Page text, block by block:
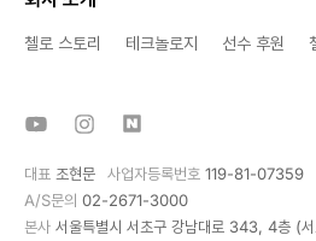
첼로 스토리 테크놀로지 선수 후원
대표 조현문 사업자등록번호 119-81-07359
A/S문의 02-2671-3000
본사 서울특별시 서초구 강남대로 343, 4층 (